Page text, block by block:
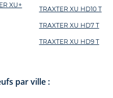
XU+
TRAXTER XU HD10 T
TRAXTER XU HD7 T
TRAXTER XU HD9 T
par ville :